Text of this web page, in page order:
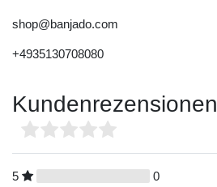
shop@banjado.com
+4935130708080
Kundenrezensionen
5
0